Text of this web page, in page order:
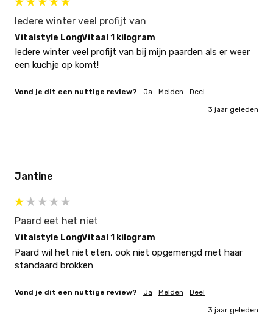
Iedere winter veel profijt van
Vitalstyle LongVitaal 1 kilogram
Iedere winter veel profijt van bij mijn paarden als er weer
een kuchje op komt!
Vond je dit een nuttige review? Ja Melden Deel
3 jaar geleden
Jantine
Paard eet het niet
Vitalstyle LongVitaal 1 kilogram
Paard wil het niet eten, ook niet opgemengd met haar
standaard brokken
Vond je dit een nuttige review? Ja Melden Deel
3 jaar geleden